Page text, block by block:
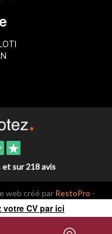
sur 218 avis
web créé par RestoPro -
CV par ici